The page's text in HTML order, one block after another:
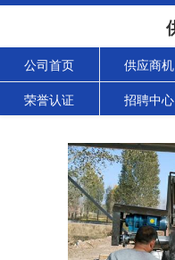
公司首页 供应商机
荣誉认证 招聘中心